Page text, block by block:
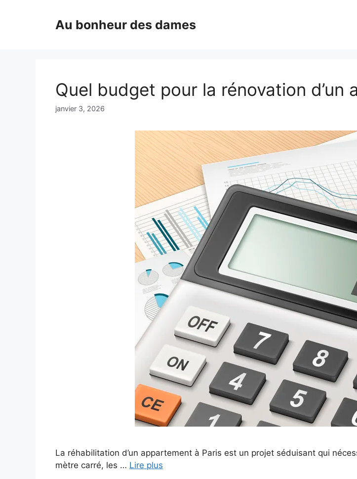
Au bonheur des dames
Quel budget pour la rénovation d’un
janvier 3, 2026
La réhabilitation d’un appartement à Paris est un projet séduisant qui
mètre carré, les … Lire plus